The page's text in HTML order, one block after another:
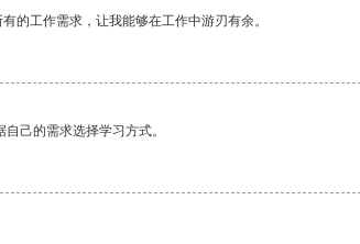
的工作需求，让我能够在工作中游刃有余。
己的需求选择学习方式。